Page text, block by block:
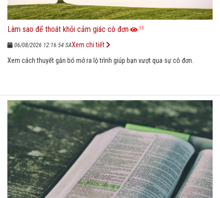
Làm sao để thoát khỏi cảm giác cô đơn 13
06/08/2026 12:16:54 SA
Xem cách thuyết gắn bó mở ra lộ trình giúp bạn vượt qua sự cô đơn.
Xem chi tiết